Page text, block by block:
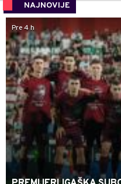
NAJNOVIJE
Pre 4 h